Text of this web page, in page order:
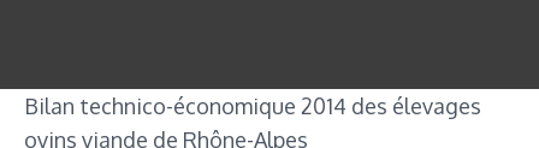
Bilan technico-économique 2014 des élevages
ovins viande de Rhône-Alpes